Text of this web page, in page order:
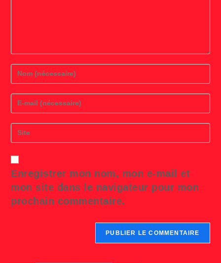
Enter
your
or
username
to
comment
Enter
your
address
comment
Saisir
l’URL
votre
site
(facultatif)
Enregistrer mon nom, mon e-mail et
mon site dans le navigateur pour mon
prochain commentaire.